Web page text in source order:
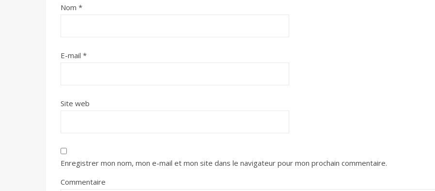
Nom *
E-mail *
Site web
Enregistrer mon nom, mon e-mail et mon site dans le navigateur pour mon prochain commentaire.
Commentaire